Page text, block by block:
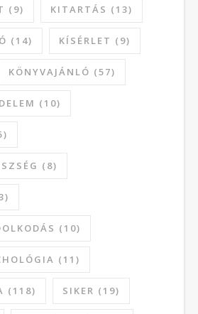
(9) KITARTÁS (13)
(14) KÍSÉRLET (9)
KÖNYVAJÁNLÓ (57)
(10)
(8)
(10)
(11)
(118) SIKER (19)